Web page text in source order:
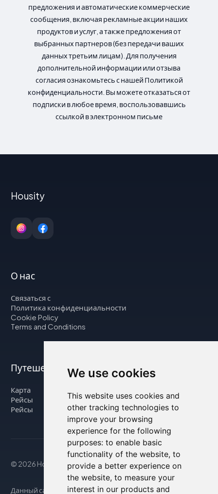
We use cookies
This website uses cookies and
other tracking technologies to
improve your browsing
experience for the following
purposes: to enable basic
functionality of the website, to
provide a better experience on
the website, to measure your
interest in our products and
предложения и автоматические коммерческие
сообщения, включая рекламные акции наших
продуктов и услуг, а также предложения от
выбранных партнеров (без передачи ваших
данных третьим лицам). Для получения
дополнительной информации или отзыва
согласия ознакомьтесь с нашей Политикой
конфиденциальности. Вы можете отказаться от
подписки в любое время, воспользовавшись
ссылкой в электронном письме
Housity
О нас
Связаться с
Политика конфиденциальности
Cookie Policy
Terms and Conditions
Путешествуйте с нами
Карта
Рейсы
Рейсы
© 2026 Housity.net
Данный сайт предоставляет информацию